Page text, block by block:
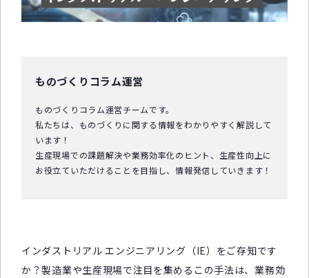
イベント開催レポート
セミナーアーカイブ
ものづくりコラム運営
ものづくりコラム運営チームです。
私たちは、ものづくりに関する情報をわかりやすく解説して
います！
生産現場での課題解決や業務効率化のヒント、生産性向上に
お役立ていただけることを目指し、情報発信していきます！
インダストリアル エンジニアリング（IE）をご存知です
か？製造業や生産現場で注目を集めるこの手法は、業務効